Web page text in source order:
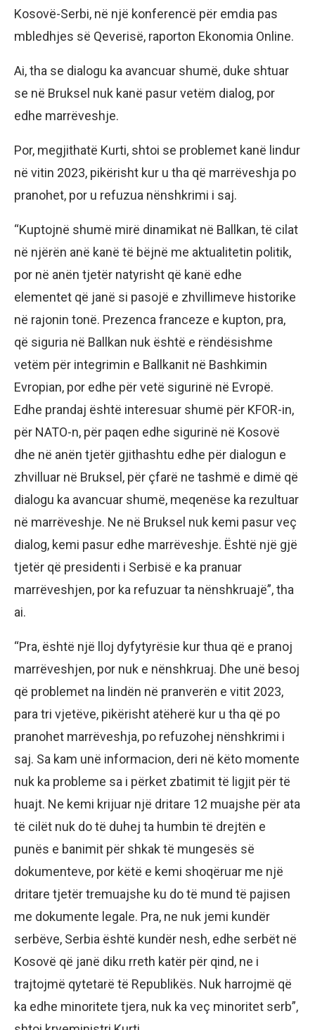
Kosovë-Serbi, në një konferencë për emdia pas
mbledhjes së Qeverisë, raporton Ekonomia Online.
Ai, tha se dialogu ka avancuar shumë, duke shtuar
se në Bruksel nuk kanë pasur vetëm dialog, por
edhe marrëveshje.
Por, megjithatë Kurti, shtoi se problemet kanë lindur
në vitin 2023, pikërisht kur u tha që marrëveshja po
pranohet, por u refuzua nënshkrimi i saj.
“Kuptojnë shumë mirë dinamikat në Ballkan, të cilat
në njërën anë kanë të bëjnë me aktualitetin politik,
por në anën tjetër natyrisht që kanë edhe
elementet që janë si pasojë e zhvillimeve historike
në rajonin tonë. Prezenca franceze e kupton, pra,
që siguria në Ballkan nuk është e rëndësishme
vetëm për integrimin e Ballkanit në Bashkimin
Evropian, por edhe për vetë sigurinë në Evropë.
Edhe prandaj është interesuar shumë për KFOR-in,
për NATO-n, për paqen edhe sigurinë në Kosovë
dhe në anën tjetër gjithashtu edhe për dialogun e
zhvilluar në Bruksel, për çfarë ne tashmë e dimë që
dialogu ka avancuar shumë, meqenëse ka rezultuar
në marrëveshje. Ne në Bruksel nuk kemi pasur veç
dialog, kemi pasur edhe marrëveshje. Është një gjë
tjetër që presidenti i Serbisë e ka pranuar
marrëveshjen, por ka refuzuar ta nënshkruajë”, tha
ai.
“Pra, është një lloj dyfytyrësie kur thua që e pranoj
marrëveshjen, por nuk e nënshkruaj. Dhe unë besoj
që problemet na lindën në pranverën e vitit 2023,
para tri vjetëve, pikërisht atëherë kur u tha që po
pranohet marrëveshja, po refuzohej nënshkrimi i
saj. Sa kam unë informacion, deri në këto momente
nuk ka probleme sa i përket zbatimit të ligjit për të
huajt. Ne kemi krijuar një dritare 12 muajshe për ata
të cilët nuk do të duhej ta humbin të drejtën e
punës e banimit për shkak të mungesës së
dokumenteve, por këtë e kemi shoqëruar me një
dritare tjetër tremuajshe ku do të mund të pajisen
me dokumente legale. Pra, ne nuk jemi kundër
serbëve, Serbia është kundër nesh, edhe serbët në
Kosovë që janë diku rreth katër për qind, ne i
trajtojmë qytetarë të Republikës. Nuk harrojmë që
ka edhe minoritete tjera, nuk ka veç minoritet serb”,